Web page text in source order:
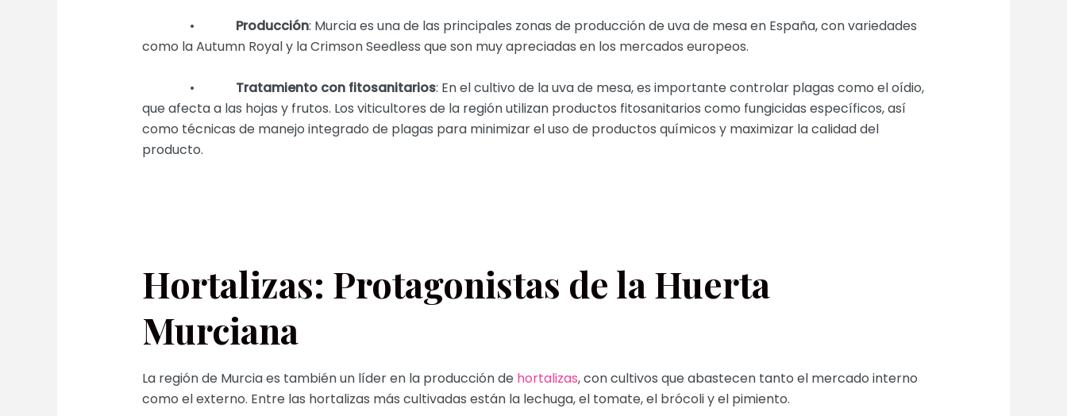
• Producción: Murcia es una de las principales zonas de producción de uva de mesa en España, con variedades
como la Autumn Royal y la Crimson Seedless que son muy apreciadas en los mercados europeos.
• Tratamiento con fitosanitarios: En el cultivo de la uva de mesa, es importante controlar plagas como el oídio,
que afecta a las hojas y frutos. Los viticultores de la región utilizan productos fitosanitarios como fungicidas específicos, así
como técnicas de manejo integrado de plagas para minimizar el uso de productos químicos y maximizar la calidad del
producto.
Hortalizas: Protagonistas de la Huerta
Murciana
La región de Murcia es también un líder en la producción de hortalizas, con cultivos que abastecen tanto el mercado interno
como el externo. Entre las hortalizas más cultivadas están la lechuga, el tomate, el brócoli y el pimiento.